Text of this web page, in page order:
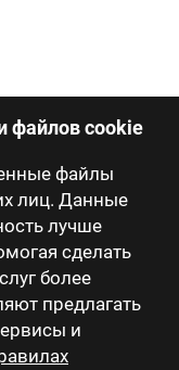
файлов cookie
файлы
лиц. Данные
лучше
сделать
более
предлагать
и